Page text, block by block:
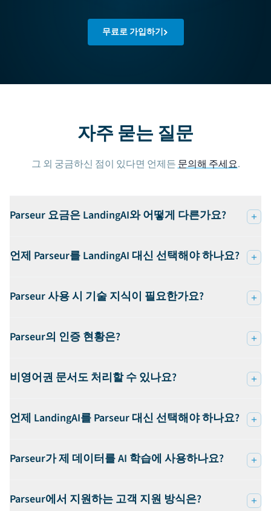
무료로 가입하기
자주 묻는 질문
그 외 궁금하신 점이 있다면 언제든 문의해 주세요.
Parseur 요금은 LandingAI와 어떻게 다른가요?
언제 Parseur를 LandingAI 대신 선택해야 하나요?
Parseur 사용 시 기술 지식이 필요한가요?
Parseur의 인증 현황은?
비영어권 문서도 처리할 수 있나요?
언제 LandingAI를 Parseur 대신 선택해야 하나요?
Parseur가 제 데이터를 AI 학습에 사용하나요?
Parseur에서 지원하는 고객 지원 방식은?